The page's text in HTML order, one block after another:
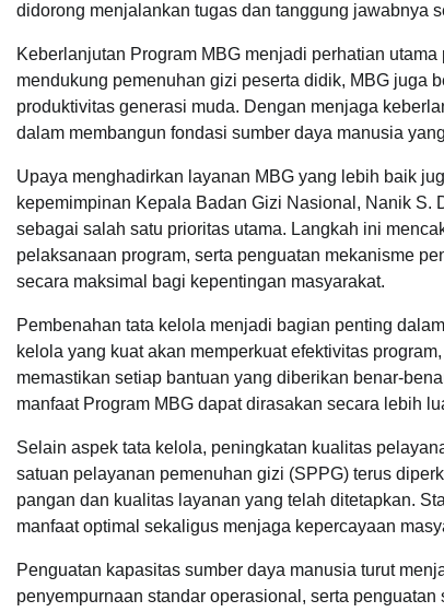
didorong menjalankan tugas dan tanggung jawabnya
Keberlanjutan Program MBG menjadi perhatian
mendukung pemenuhan gizi peserta didik, MBG juga
produktivitas generasi muda. Dengan menjaga
dalam membangun fondasi sumber daya manusia
Upaya menghadirkan layanan MBG yang lebih baik
kepemimpinan Kepala Badan Gizi Nasional, Nanik
sebagai salah satu prioritas utama. Langkah ini
pelaksanaan program, serta penguatan mekanisme
secara maksimal bagi kepentingan masyarakat.
Pembenahan tata kelola menjadi bagian penting
kelola yang kuat akan memperkuat efektivitas
memastikan setiap bantuan yang diberikan benar-
manfaat Program MBG dapat dirasakan secara lebih
Selain aspek tata kelola, peningkatan kualitas
satuan pelayanan pemenuhan gizi (SPPG) terus
pangan dan kualitas layanan yang telah ditetapkan.
manfaat optimal sekaligus menjaga kepercayaan
Penguatan kapasitas sumber daya manusia turut
penyempurnaan standar operasional, serta